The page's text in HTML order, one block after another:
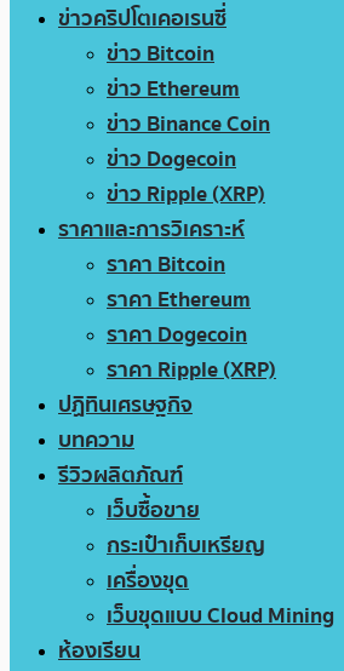
ข่าวคริปโตเคอเรนซี่
ข่าว Bitcoin
ข่าว Ethereum
ข่าว Binance Coin
ข่าว Dogecoin
ข่าว Ripple (XRP)
ราคาและการวิเคราะห์
ราคา Bitcoin
ราคา Ethereum
ราคา Dogecoin
ราคา Ripple (XRP)
ปฏิทินเศรษฐกิจ
บทความ
รีวิวผลิตภัณฑ์
เว็บซื้อขาย
กระเป๋าเก็บเหรียญ
เครื่องขุด
เว็บขุดแบบ Cloud Mining
ห้องเรียน